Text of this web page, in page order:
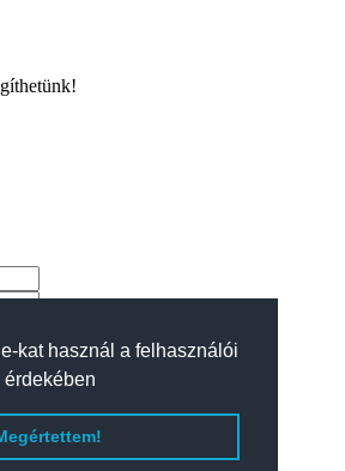
kat használ a felhasználói